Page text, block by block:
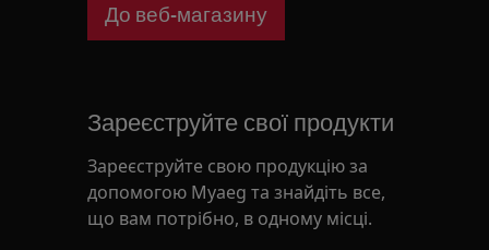
До веб-магазину
Зареєструйте свої продукти
Зареєструйте свою продукцію за
допомогою Myaeg та знайдіть все,
що вам потрібно, в одному місці.